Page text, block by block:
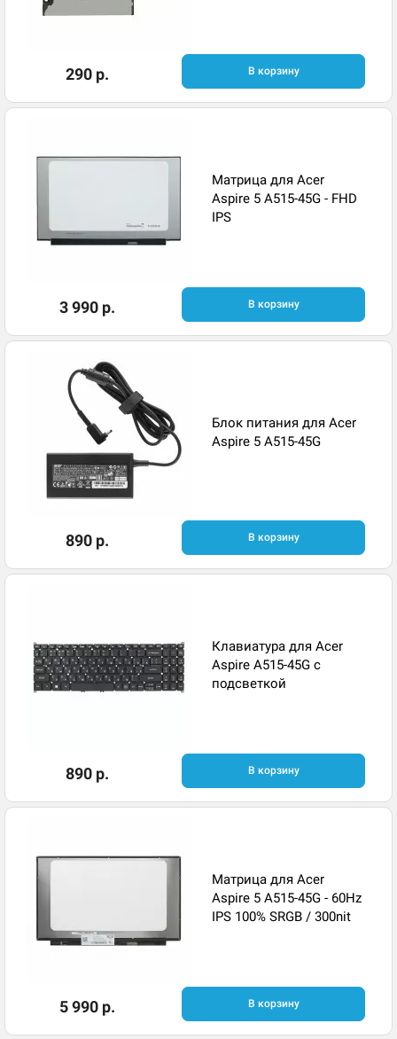
290 р. В корзину
Матрица для Acer
Aspire 5 A515-45G - FHD
IPS
3 990 р. В корзину
Блок питания для Acer
Aspire 5 A515-45G
890 р. В корзину
Клавиатура для Acer
Aspire A515-45G с
подсветкой
890 р. В корзину
Матрица для Acer
Aspire 5 A515-45G - 60Hz
IPS 100% SRGB / 300nit
5 990 р. В корзину